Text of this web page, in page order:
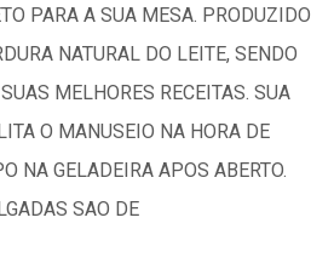
PARA A SUA MESA. PRODUZIDO
NATURAL DO LEITE, SENDO
MELHORES RECEITAS. SUA
O MANUSEIO NA HORA DE
NA GELADEIRA APOS ABERTO.
SAO DE